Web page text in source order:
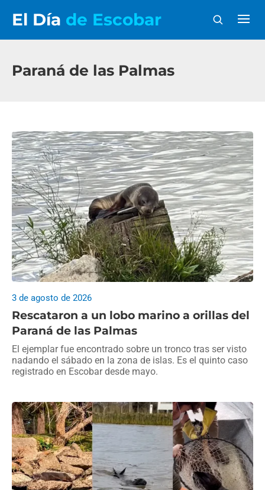
El Día de Escobar
Paraná de las Palmas
Rescataron a un lobo marino a orillas del
Paraná de las Palmas
3 de agosto de 2026
El ejemplar fue encontrado sobre un tronco tras ser visto
nadando el sábado en la zona de islas. Es el quinto caso
registrado en Escobar desde mayo.